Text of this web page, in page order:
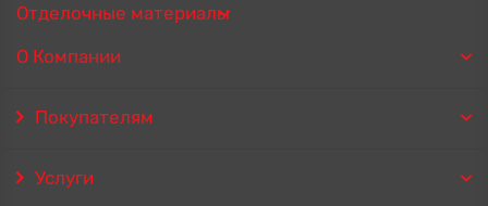
Отделочные материалы
О Компании
Покупателям
Услуги